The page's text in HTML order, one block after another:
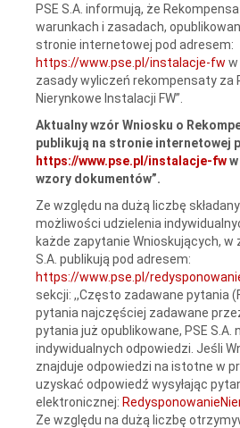
PSE S.A. informują, że
warunkach i zasadach,
stronie internetowej pod adresem:
https://www.pse.pl/instalacje-fw w
zasady wyliczeń rekompensaty za
Nierynkowe Instalacji FW”.
Aktualny wzór Wniosku o
publikują na stronie internetowej
https://www.pse.pl/instalacje-fw
wzory dokumentów”.
Ze względu na dużą liczbę
możliwości udzielenia
każde zapytanie Wnioskujących, w
S.A. publikują pod adresem:
https://www.pse.pl/
sekcji: ,,Często zadawane pytania
pytania najczęściej zadawane
pytania już opublikowane, PSE S.A.
indywidualnych odpowiedzi. Jeśli
znajduje odpowiedzi na istotne w
uzyskać odpowiedź wysyłając
elektronicznej:
Ze względu na dużą liczbę